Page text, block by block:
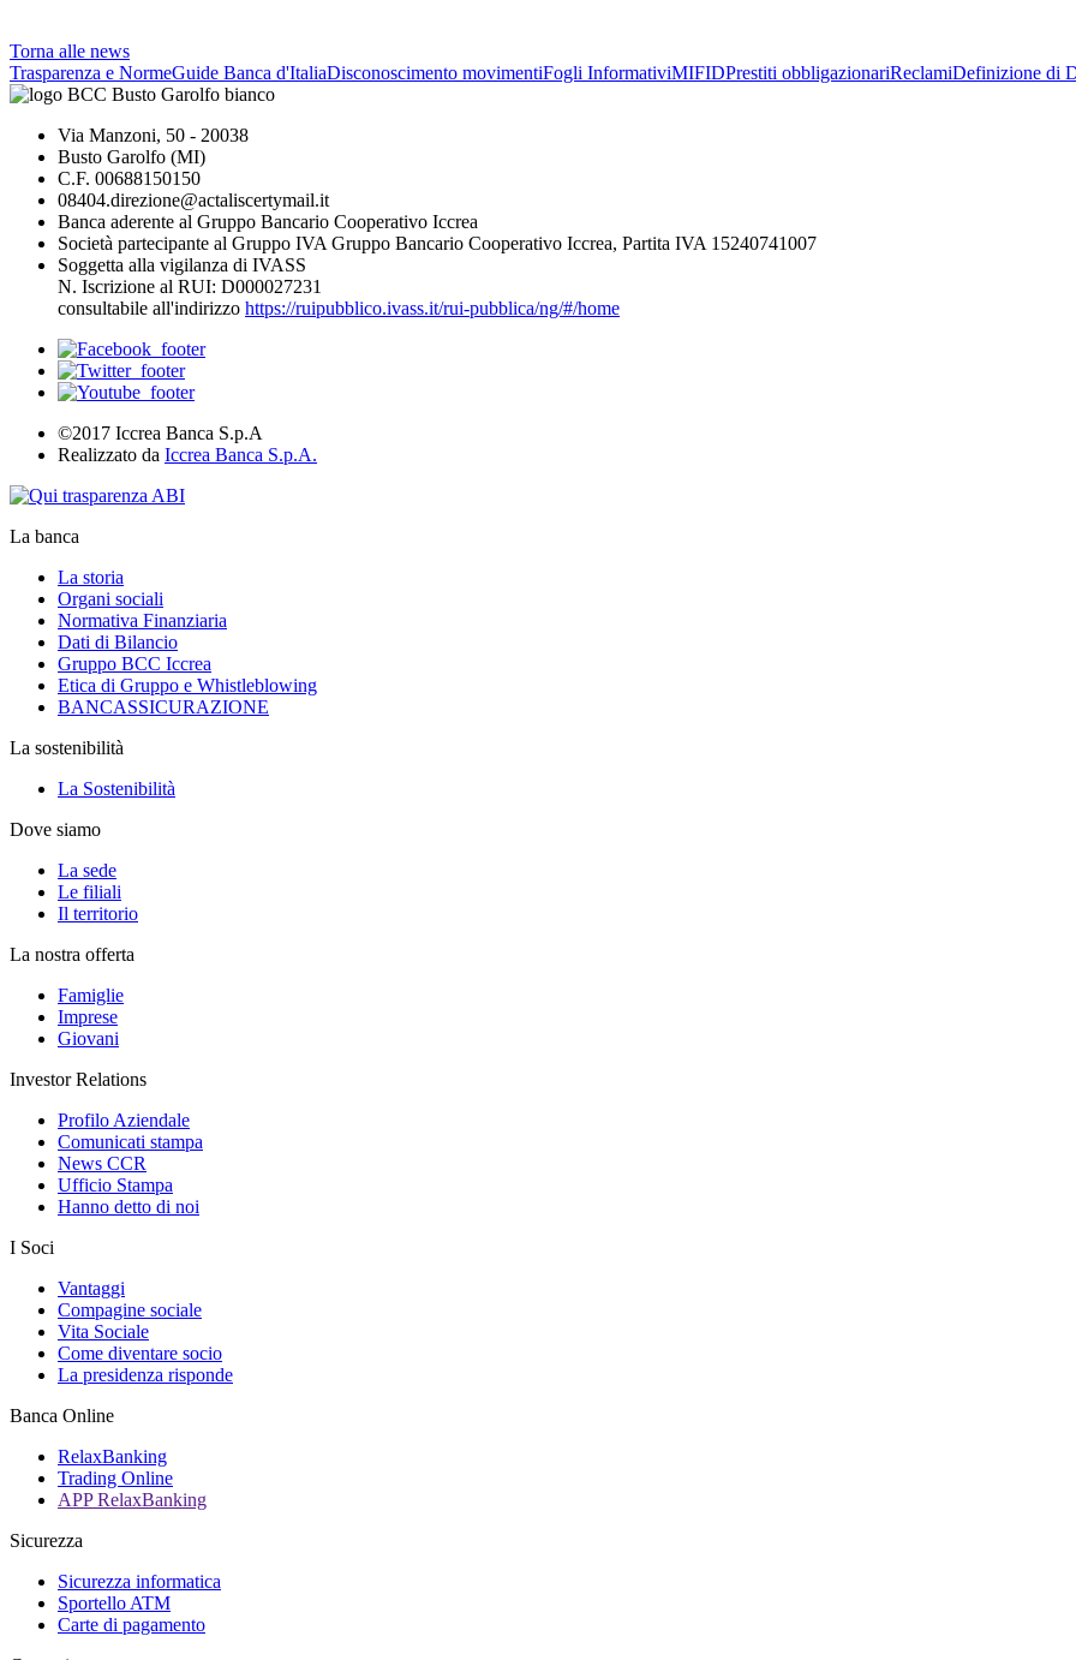
Torna alle news
Trasparenza e NormeGuide Banca d'ItaliaDisconoscimento movimentiFogli InformativiMIFIDPrestiti obbligazionariReclamiDefinizione di
Via Manzoni, 50 - 20038
Busto Garolfo (MI)
C.F. 00688150150
08404.direzione@actaliscertymail.it
Banca aderente al Gruppo Bancario Cooperativo Iccrea
Società partecipante al Gruppo IVA Gruppo Bancario Cooperativo Iccrea, Partita IVA 15240741007
Soggetta alla vigilanza di IVASS
N. Iscrizione al RUI: D000027231
consultabile all'indirizzo https://ruipubblico.ivass.it/rui-pubblica/ng/#/home
©2017 Iccrea Banca S.p.A
Realizzato da Iccrea Banca S.p.A.
La banca
La storia
Organi sociali
Normativa Finanziaria
Dati di Bilancio
Gruppo BCC Iccrea
Etica di Gruppo e Whistleblowing
BANCASSICURAZIONE
La sostenibilità
La Sostenibilità
Dove siamo
La sede
Le filiali
Il territorio
La nostra offerta
Famiglie
Imprese
Giovani
Investor Relations
Profilo Aziendale
Comunicati stampa
News CCR
Ufficio Stampa
Hanno detto di noi
I Soci
Vantaggi
Compagine sociale
Vita Sociale
Come diventare socio
La presidenza risponde
Banca Online
RelaxBanking
Trading Online
APP RelaxBanking
Sicurezza
Sicurezza informatica
Sportello ATM
Carte di pagamento